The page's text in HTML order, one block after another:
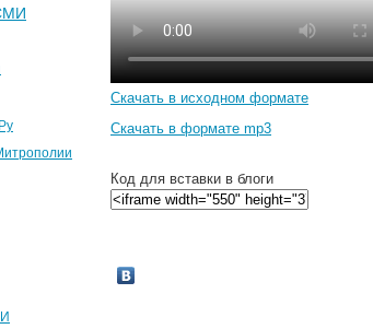
Скачать в исходном формате
Скачать в формате mp3
Код для вставки в блоги